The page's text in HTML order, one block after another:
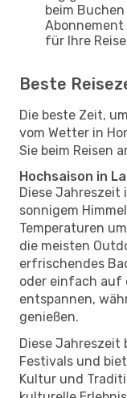
beim Buchen
für Ihre
Beste
Die beste Zeit,
vom Wetter in
Sie beim Reisen
Hochsaison in
Diese Jahreszeit
sonnigem
Temperaturen
die meisten
erfrischendes
oder einfach auf
entspannen,
genießen.
Diese
Festivals und
Kultur und